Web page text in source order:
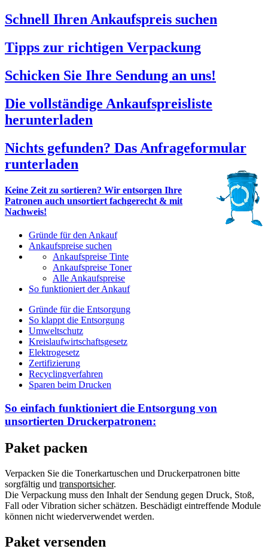
Schnell Ihren Ankaufspreis suchen
Tipps zur richtigen Verpackung
Schicken Sie Ihre Sendung an uns!
Die vollständige Ankaufspreisliste
herunterladen
Nichts gefunden? Das Anfrageformular
runterladen
Keine Zeit zu sortieren? Wir entsorgen Ihre
Patronen auch unsortiert fachgerecht & mit
Nachweis!
Gründe für den Ankauf
Ankaufspreise suchen
Ankaufspreise Tinte
Ankaufspreise Toner
Alle Ankaufspreise
So funktioniert der Ankauf
Gründe für die Entsorgung
So klappt die Entsorgung
Umweltschutz
Kreislaufwirtschaftsgesetz
Elektrogesetz
Zertifizierung
Recyclingverfahren
Sparen beim Drucken
So einfach funktioniert die Entsorgung von
unsortierten Druckerpatronen:
Paket packen
Verpacken Sie die Tonerkartuschen und Druckerpatronen bitte
sorgfältig und transportsicher.
Die Verpackung muss den Inhalt der Sendung gegen Druck, Stoß,
Fall oder Vibration sicher schätzen. Beschädigt eintreffende Module
können nicht wiederverwendet werden.
Paket versenden